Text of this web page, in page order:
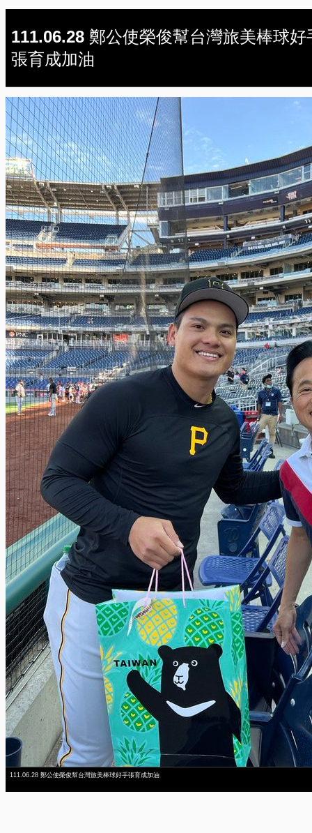
111.06.28 鄭公使榮俊幫台灣旅美棒球好
張育成加油
111.06.28 鄭公使榮俊幫台灣旅美棒球好手張育成加油